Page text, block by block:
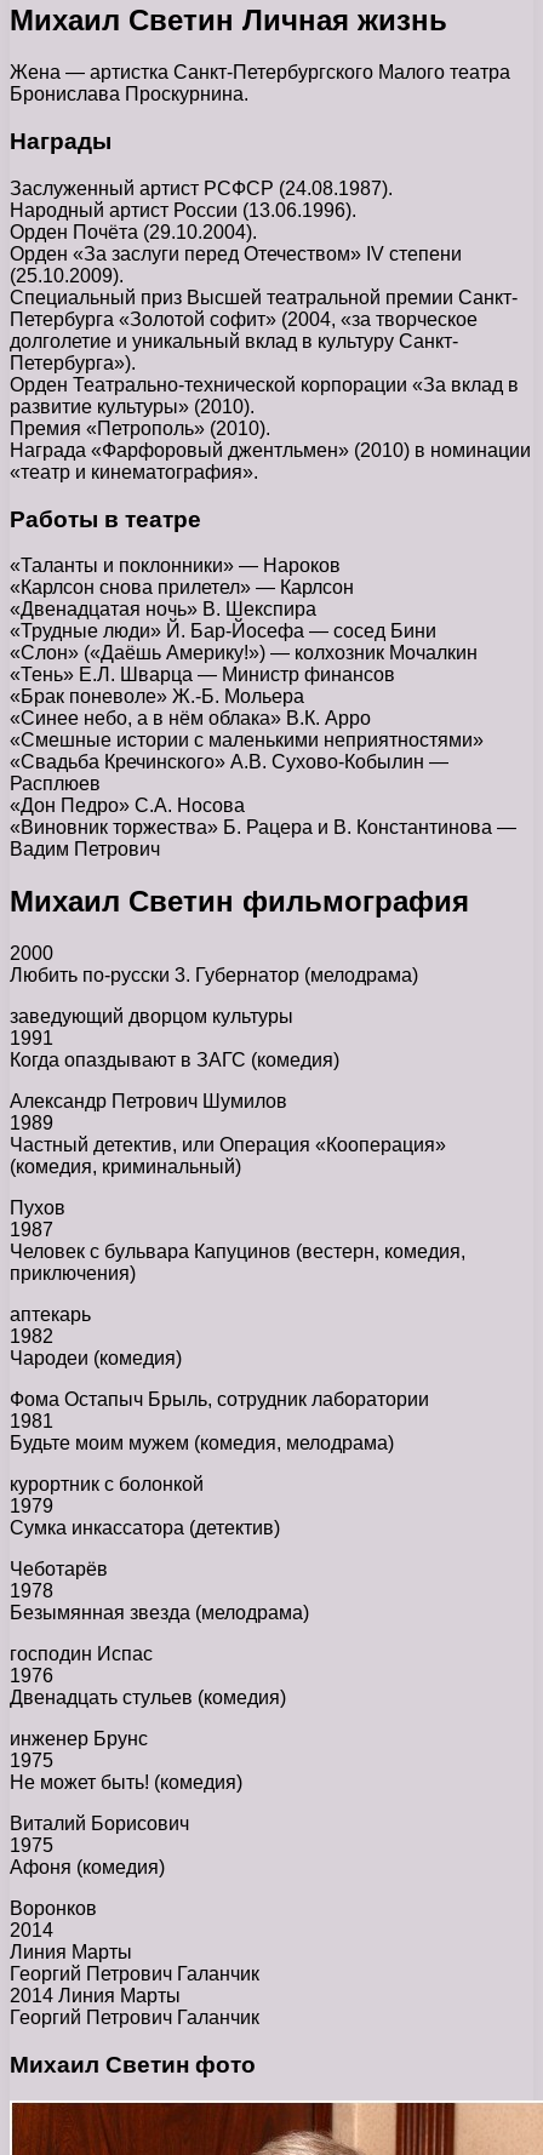
Михаил Светин Личная жизнь
Жена — артистка Санкт-Петербургского Малого театра
Бронислава Проскурнина.
Награды
Заслуженный артист РСФСР (24.08.1987).
Народный артист России (13.06.1996).
Орден Почёта (29.10.2004).
Орден «За заслуги перед Отечеством» IV степени
(25.10.2009).
Специальный приз Высшей театральной премии Санкт-
Петербурга «Золотой софит» (2004, «за творческое
долголетие и уникальный вклад в культуру Санкт-
Петербурга»).
Орден Театрально-технической корпорации «За вклад в
развитие культуры» (2010).
Премия «Петрополь» (2010).
Награда «Фарфоровый джентльмен» (2010) в номинации
«театр и кинематография».
Работы в театре
«Таланты и поклонники» — Нароков
«Карлсон снова прилетел» — Карлсон
«Двенадцатая ночь» В. Шекспира
«Трудные люди» Й. Бар-Йосефа — сосед Бини
«Слон» («Даёшь Америку!») — колхозник Мочалкин
«Тень» Е.Л. Шварца — Министр финансов
«Брак поневоле» Ж.-Б. Мольера
«Синее небо, а в нём облака» В.К. Арро
«Смешные истории с маленькими неприятностями»
«Свадьба Кречинского» А.В. Сухово-Кобылин —
Расплюев
«Дон Педро» С.А. Носова
«Виновник торжества» Б. Рацера и В. Константинова —
Вадим Петрович
Михаил Светин фильмография
2000
Любить по-русски 3. Губернатор (мелодрама)
заведующий дворцом культуры
1991
Когда опаздывают в ЗАГС (комедия)
Александр Петрович Шумилов
1989
Частный детектив, или Операция «Кооперация»
(комедия, криминальный)
Пухов
1987
Человек с бульвара Капуцинов (вестерн, комедия,
приключения)
аптекарь
1982
Чародеи (комедия)
Фома Остапыч Брыль, сотрудник лаборатории
1981
Будьте моим мужем (комедия, мелодрама)
курортник с болонкой
1979
Сумка инкассатора (детектив)
Чеботарёв
1978
Безымянная звезда (мелодрама)
господин Испас
1976
Двенадцать стульев (комедия)
инженер Брунс
1975
Не может быть! (комедия)
Виталий Борисович
1975
Афоня (комедия)
Воронков
2014
Линия Марты
Георгий Петрович Галанчик
2014 Линия Марты
Георгий Петрович Галанчик
Михаил Светин фото